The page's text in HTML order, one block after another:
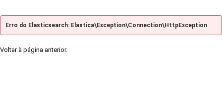
Erro do Elasticsearch: Elastica\Exception\Connection\HttpException
Voltar à página anterior.